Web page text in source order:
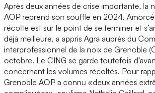
Après deux années de crise importante, la
AOP reprend son souffle en 2024.
récolte est sur le point de se terminer et
déjà meilleure, a appris Agra auprès du
interprofessionnel de la noix de Grenoble
octobre. Le CING se garde toutefois
concernant les volumes récoltés. Pour
Grenoble AOP a connu «deux années